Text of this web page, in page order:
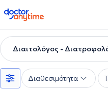
doctoranytime
Διαιτολόγος -
Διαθεσιμότητα